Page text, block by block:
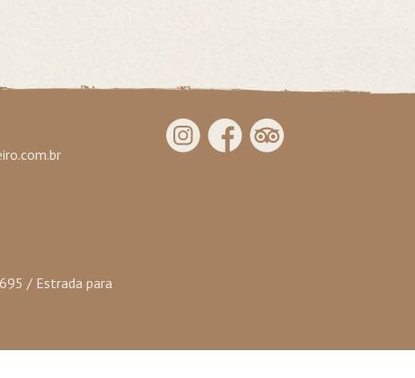
/ Estrada para